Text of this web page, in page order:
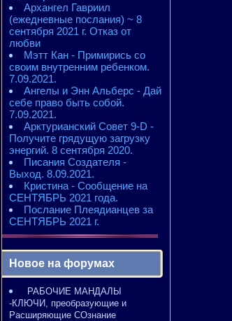
Архангел Гавриил
(ежедневные послания) ~ 8
сентября 2021 г. Отказ от
любви
Мэтт Кан - Примирись со
своим внутренним ребенком.
7.09.2021.
Ангелы и Энн Альберс - Дай
себе право быть собой.
7.09.2021.
Арктурианский Совет 9-D -
Получите грядущую загрузку
энергий. 8 сентября 2020.
Писания Создателя -
Выход. 8.09.2021.
Кристина - Сообщение на
СЕНТЯБРЬ 2021 года.
Послание Плеядианцев за
СЕНТЯБРЬ 2021 г.
Новое на форумах
РАБОЧИЕ МАНДАЛЫ
-КЛЮЧИ, преобразующие и
Расширяющие СОзнание